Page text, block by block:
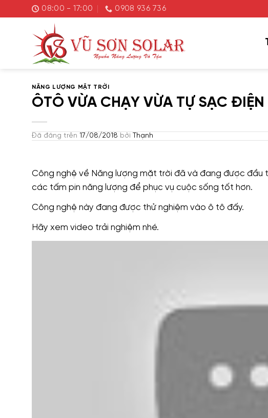
đến
08:00 - 17:00 0908 936 736
NĂNG LƯỢNG MẶT TRỜI
ÔTÔ VỪA CHẠY VỪA TỰ SẠC
Đã đăng trên 17/08/2018 bởi Thạnh
Công nghệ về Năng lượng mặt trời đã và đang được đầu
các tấm pin năng lượng để phục vụ cuộc sống tốt hơn.
Công nghệ này đang được thử nghiệm vào ô tô đấy.
Hãy xem video trải nghiệm nhé.